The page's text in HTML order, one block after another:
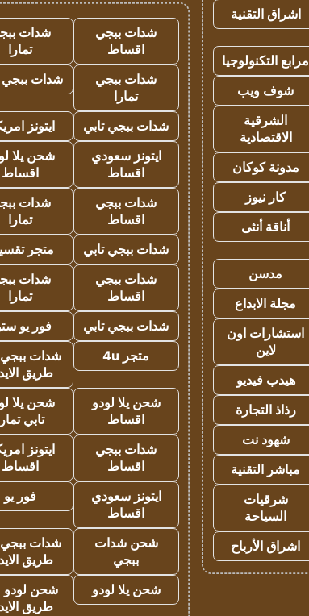
اشراق التقنية
مرابع التكنولوجيا
شوف ويب
الشرقية
الاقتصادية
مدونة كوكان
كار نيوز
أناقة أنثى
مدسن
مجلة الابداع
استشارات اون
لاين
هيدب فيديو
رذاذ التجارة
شهود نت
مباشر التقنية
شرقيات
السياحة
اشراق الأرباح
شدات ببجي
اقساط
شدات
تمارا
شدات ببجي
تمارا
شدات ببجي
شدات ببجي تابي
ايتونز
ايتونز سعودي
اقساط
شحن يلا
اقساط
شدات ببجي
اقساط
شدات
تمارا
شدات ببجي تابي
متجر
شدات ببجي
اقساط
شدات
تمارا
شدات ببجي تابي
فور يو
متجر 4u
شدات
طريق
شحن يلا لودو
اقساط
شحن يلا
تابي
شدات ببجي
اقساط
ايتونز
اقساط
ايتونز سعودي
اقساط
فور يو
شحن شدات
ببجي
شدات
طريق
شحن يلا لودو
شحن
طريق